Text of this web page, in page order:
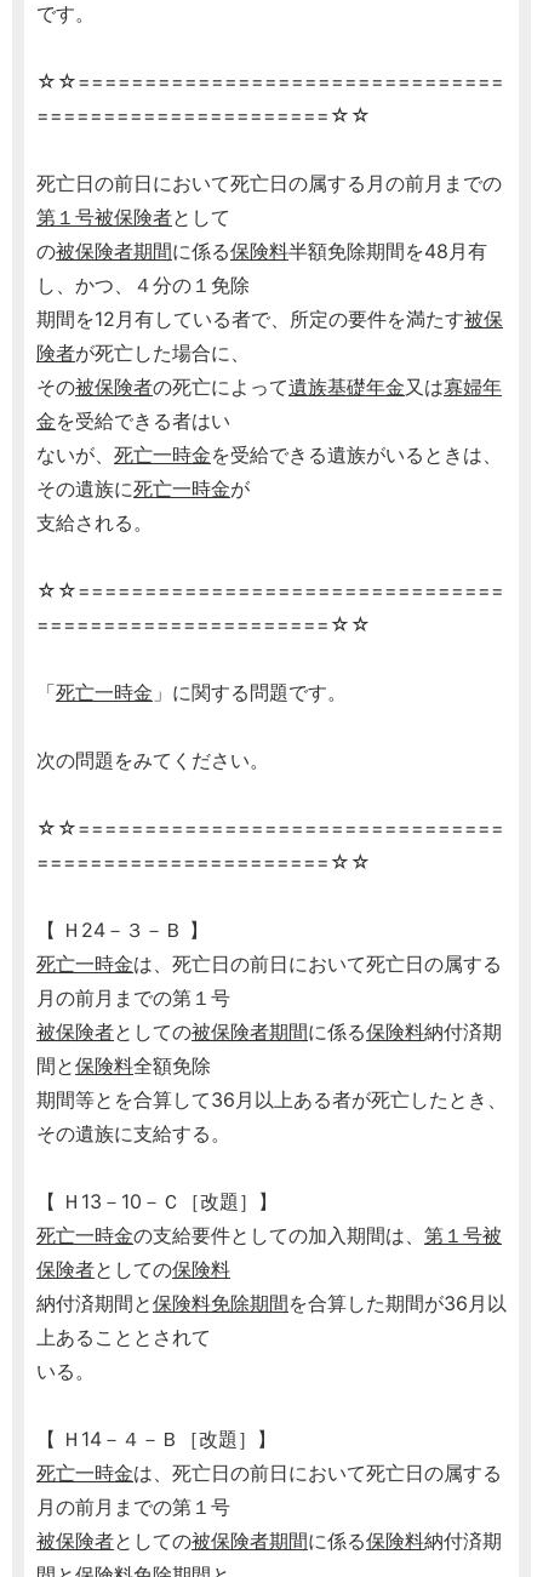
です。
☆☆================================
======================☆☆
死亡日の前日において死亡日の属する月の前月までの
第１号被保険者として
の被保険者期間に係る保険料半額免除期間を48月有
し、かつ、４分の１免除
期間を12月有している者で、所定の要件を満たす被保
険者が死亡した場合に、
その被保険者の死亡によって遺族基礎年金又は寡婦年
金を受給できる者はい
ないが、 死亡一時金を受給できる遺族がいるときは、
その遺族に死亡一時金が
支給される。
☆☆================================
======================☆☆
「死亡一時金 」に関する問題です。
次の問題をみてください。
☆☆================================
======================☆☆
【 Ｈ24－３－Ｂ 】
死亡一時金は、死亡日の前日において死亡日の属する
月の前月までの第１号
被保険者としての被保険者期間に係る保険料納付済期
間と保険料全額免除
期間等とを合算して36月以上ある者が死亡したとき、
その遺族に支給する。
【 Ｈ13－10－Ｃ［改題］】
死亡一時金の支給要件としての加入期間は、 第１号被
保険者としての保険料
納付済期間と保険料免除期間を合算した期間が36月以
上あることとされて
いる。
【 Ｈ14－４－Ｂ［改題］】
死亡一時金は、死亡日の前日において死亡日の属する
月の前月までの第１号
被保険者としての被保険者期間に係る保険料納付済期